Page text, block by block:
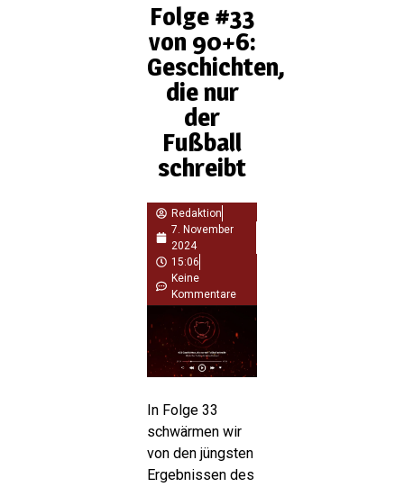
Folge #33
von 90+6:
Geschichten,
die nur
der
Fußball
schreibt
Redaktion
7. November
2024
15:06
Keine
Kommentare
In Folge 33
schwärmen wir
von den jüngsten
Ergebnissen des